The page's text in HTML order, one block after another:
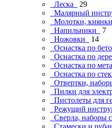
Леска
29
Малярный
Молотки,
Напильники
7
Ножовки
14
Оснастка по
Оснастка по
Оснастка по
Оснастка по
Отвертки,
Пилки для
Пистолеты для
Режущий
Сверла, наборы
Стамески и